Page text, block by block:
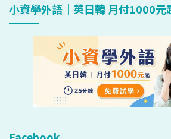
小資學外語｜英日韓 月付1000元